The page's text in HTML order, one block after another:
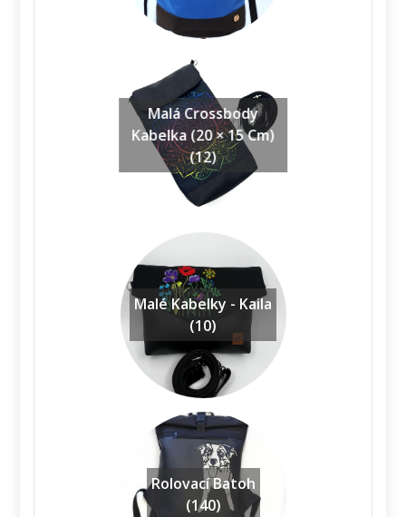
Malá Crossbody
Kabelka (20 × 15 Cm)
(12)
Malé Kabelky - Kaila
(10)
Rolovací Batoh
(140)